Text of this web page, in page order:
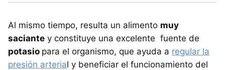
Al mismo tiempo, resulta un alimento muy
saciante y constituye una excelente fuente de
potasio para el organismo, que ayuda a regular la
presión arterial y beneficiar el funcionamiento del